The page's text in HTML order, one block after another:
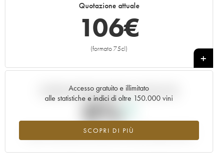
Quotazione attuale
106€
(formato 75cl)
+
Accesso gratuito e illimitato
alle statistiche e indici di oltre 150.000 vini
SCOPRI DI PIÙ
Andamento della quotazione in tempo reale
0%
Valore in aumento per l'annata 2010 nel 2026 rispetto al 2025